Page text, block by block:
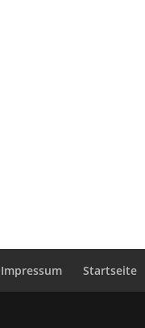
Impressum Startseite